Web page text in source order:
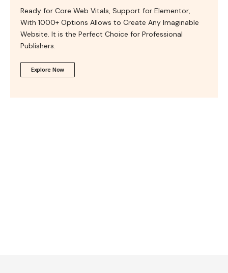
Ready for Core Web Vitals, Support for Elementor,
With 1000+ Options Allows to Create Any Imaginable
Website. It is the Perfect Choice for Professional
Publishers.
Explore Now